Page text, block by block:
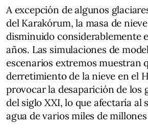
A excepción de algunos
del Karakórum, la masa de
disminuido considerablemente
años. Las simulaciones de
escenarios extremos muestran
derretimiento de la nieve en el
provocar la desaparición de los
del siglo XXI, lo que afectaría al
agua de varios miles de